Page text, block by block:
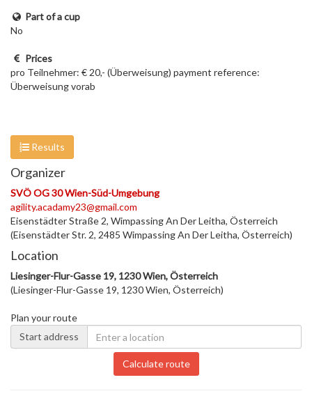
Part of a cup
No
Prices
pro Teilnehmer: € 20,- (Überweisung) payment reference:
Überweisung vorab
Results
Organizer
SVÖ OG 30 Wien-Süd-Umgebung
agility.acadamy23@gmail.com
Eisenstädter Straße 2, Wimpassing An Der Leitha, Österreich
(Eisenstädter Str. 2, 2485 Wimpassing An Der Leitha, Österreich)
Location
Liesinger-Flur-Gasse 19, 1230 Wien, Österreich
(Liesinger-Flur-Gasse 19, 1230 Wien, Österreich)
Plan your route
Start address
Calculate route